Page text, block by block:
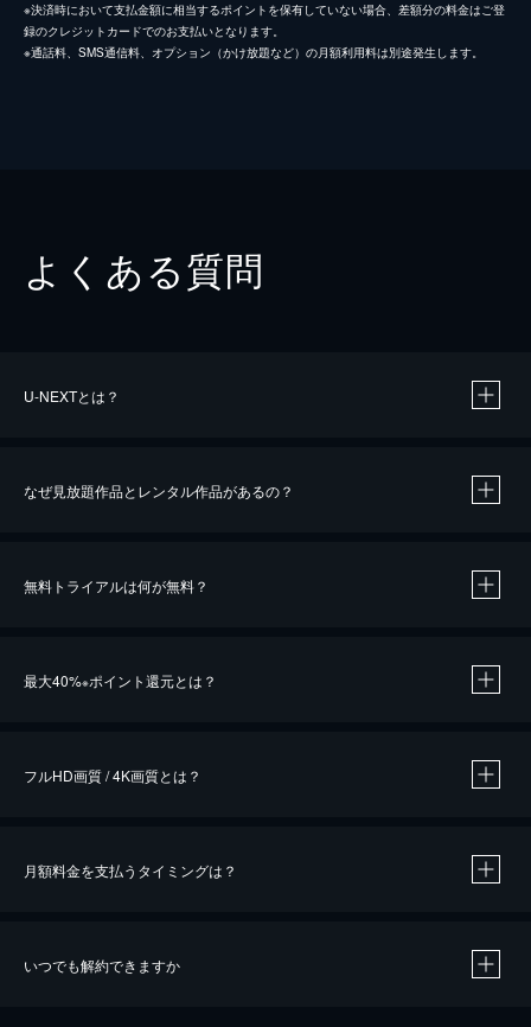
※決済時において支払金額に相当するポイントを保有していない場合、差額分の料金はご登
録のクレジットカードでのお支払いとなります。
※通話料、SMS通信料、オプション（かけ放題など）の月額利用料は別途発生します。
よくある質問
U-NEXTとは？
なぜ見放題作品とレンタル作品があるの？
無料トライアルは何が無料？
最大40%※ポイント還元とは？
※40％ポイント還元の対象は、クレジットカード決済による作品の購入 / レンタルです。
フルHD画質 / 4K画質とは？
月額料金を支払うタイミングは？
いつでも解約できますか